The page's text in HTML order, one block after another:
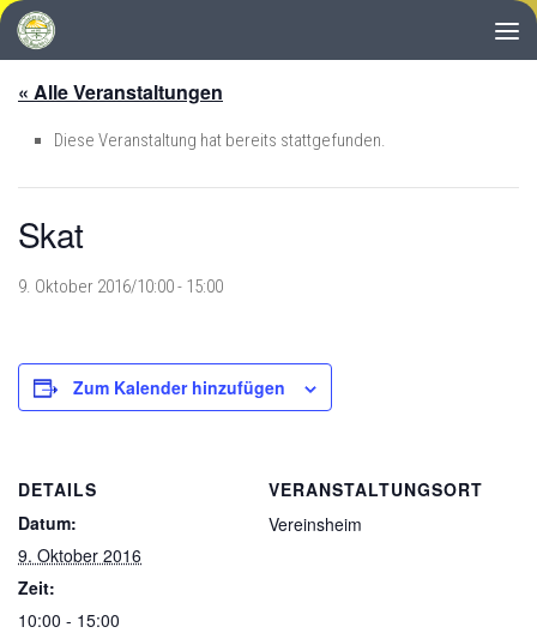
Zum Inhalt springen
« Alle Veranstaltungen
Diese Veranstaltung hat bereits stattgefunden.
Skat
9. Oktober 2016/10:00- 15:00
Zum Kalender hinzufügen
DETAILS
Datum:
9. Oktober 2016
Zeit:
10:00 - 15:00
VERANSTALTUNGSORT
Vereinsheim